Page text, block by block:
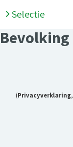
Selectie
Bevolking
(Privacyverklaring,